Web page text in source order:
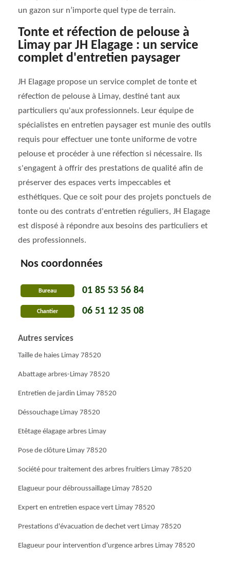
un gazon sur n’importe quel type de terrain.
Tonte et réfection de pelouse à
Limay par JH Elagage : un service
complet d'entretien paysager
JH Elagage propose un service complet de tonte et
réfection de pelouse à Limay, destiné tant aux
particuliers qu'aux professionnels. Leur équipe de
spécialistes en entretien paysager est munie des outils
requis pour effectuer une tonte uniforme de votre
pelouse et procéder à une réfection si nécessaire. Ils
s'engagent à offrir des prestations de qualité afin de
préserver des espaces verts impeccables et
esthétiques. Que ce soit pour des projets ponctuels de
tonte ou des contrats d'entretien réguliers, JH Elagage
est disposé à répondre aux besoins des particuliers et
des professionnels.
Nos coordonnées
Bureau 01 85 53 56 84
Chantier 06 51 12 35 08
Autres services
Taille de haies Limay 78520
Abattage arbres-Limay 78520
Entretien de jardin Limay 78520
Déssouchage Limay 78520
Etêtage élagage arbres Limay
Pose de clôture Limay 78520
Société pour traitement des arbres fruitiers Limay 78520
Elagueur pour débroussaillage Limay 78520
Expert en entretien espace vert Limay 78520
Prestations d'évacuation de dechet vert Limay 78520
Elagueur pour intervention d'urgence arbres Limay 78520